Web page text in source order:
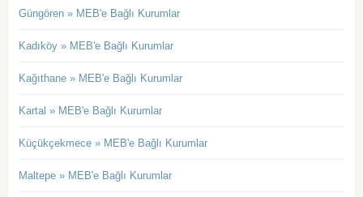
Güngören » MEB'e Bağlı Kurumlar
Kadıköy » MEB'e Bağlı Kurumlar
Kağıthane » MEB'e Bağlı Kurumlar
Kartal » MEB'e Bağlı Kurumlar
Küçükçekmece » MEB'e Bağlı Kurumlar
Maltepe » MEB'e Bağlı Kurumlar